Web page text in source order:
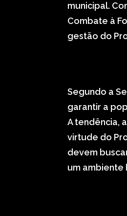
municipal.
Combate à
gestão do
Segundo a
garantir a
A tendência,
virtude do
devem
um ambiente